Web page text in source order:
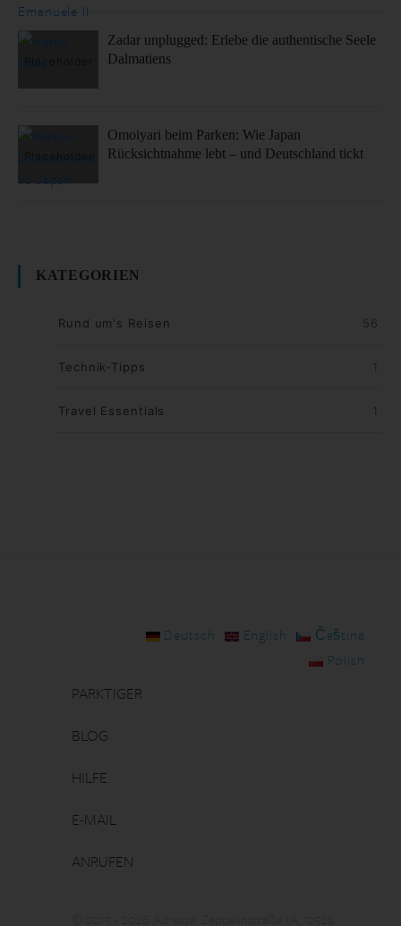
Zadar unplugged: Erlebe die authentische Seele
Dalmatiens
Omoiyari beim Parken: Wie Japan
Rücksichtnahme lebt – und Deutschland tickt
KATEGORIEN
Rund um's Reisen 56
Technik-Tipps 1
Travel Essentials 1
Deutsch English
Čeština
Polish
PARKTIGER
BLOG
HILFE
E-MAIL
ANRUFEN